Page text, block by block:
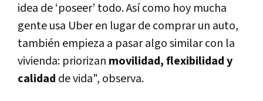
idea de ‘poseer’ todo. Así como hoy mucha
gente usa Uber en lugar de comprar un auto,
también empieza a pasar algo similar con la
vivienda: priorizan movilidad, flexibilidad y
calidad de vida", observa.